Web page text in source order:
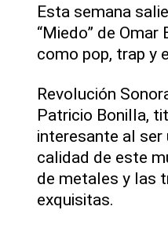
Esta semana
“Miedo” de
como pop, trap y
Revolución
Patricio Bonilla,
interesante al ser
calidad de este
de metales y las
exquisitas.